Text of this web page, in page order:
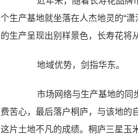
个生产基地就坐落在人杰地灵的“
的生产呈现出别样景色，长寿花将
地域优势，剑指华东。
市场网络与生产基地的同步
费苦心，最后落户桐庐，与该地的
这片土地不凡的成绩。桐庐三星玉